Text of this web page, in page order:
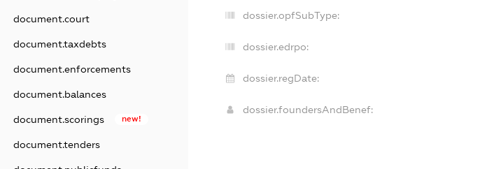
document.court
document.taxdebts
document.enforcements
document.balances
document.scorings new!
document.tenders
dossier.opfSubType:
dossier.edrpo:
dossier.regDate:
dossier.foundersAndBenef: